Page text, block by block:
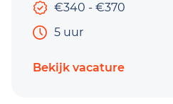
€340 - €370
5 uur
Bekijk vacature